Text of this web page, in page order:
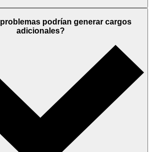
podrían generar cargos
adicionales?